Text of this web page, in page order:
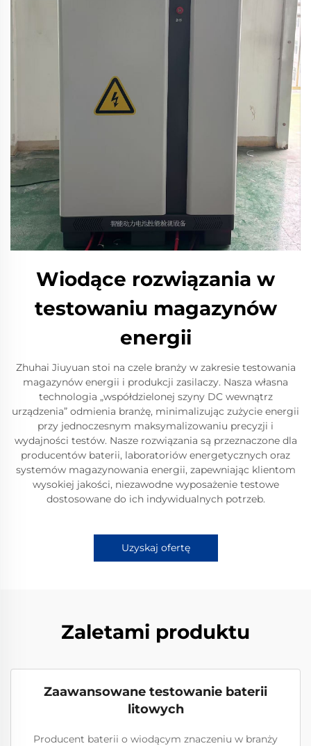
Wiodące rozwiązania w
testowaniu magazynów
energii
Zhuhai Jiuyuan stoi na czele branży w zakresie testowania
magazynów energii i produkcji zasilaczy. Nasza własna
technologia „współdzielonej szyny DC wewnątrz
urządzenia” odmienia branżę, minimalizując zużycie energii
przy jednoczesnym maksymalizowaniu precyzji i
wydajności testów. Nasze rozwiązania są przeznaczone dla
producentów baterii, laboratoriów energetycznych oraz
systemów magazynowania energii, zapewniając klientom
wysokiej jakości, niezawodne wyposażenie testowe
dostosowane do ich indywidualnych potrzeb.
Uzyskaj ofertę
Zaletami produktu
Zaawansowane testowanie baterii
litowych
Producent baterii o wiodącym znaczeniu w branży